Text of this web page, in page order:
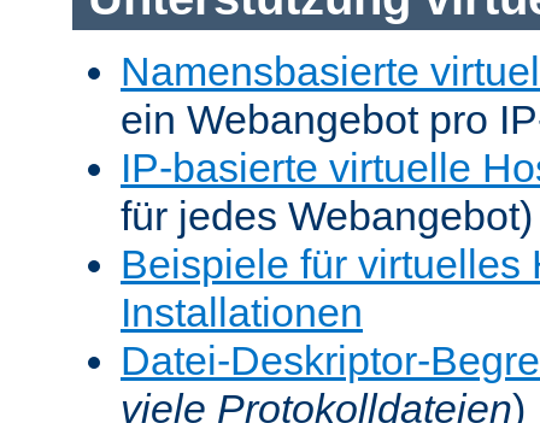
Namensbasierte
ein Webangebot pro
IP-basierte virtuelle
für jedes Webangebot)
Beispiele für virtuelles
Installationen
Datei-Deskriptor-
viele Protokolldateien)